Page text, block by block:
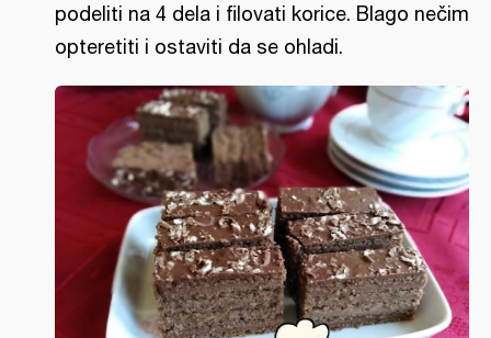
podeliti na 4 dela i filovati korice. Blago nečim
opteretiti i ostaviti da se ohladi.